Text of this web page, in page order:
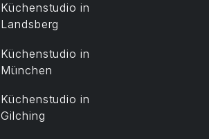
Küchenstudio in
Landsberg
Küchenstudio in
München
Küchenstudio in
Gilching